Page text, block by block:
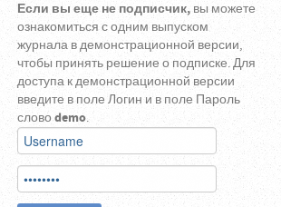
Если вы еще не подписчик, вы можете
ознакомиться с одним выпуском
журнала в демонстрационной версии,
чтобы принять решение о подписке. Для
доступа к демонстрационной версии
введите в поле Логин и в поле Пароль
слово demo.